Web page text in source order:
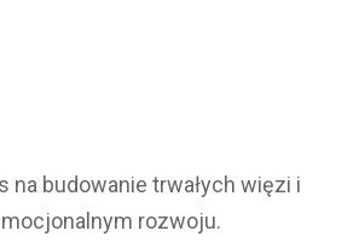
na budowanie trwałych więzi i
rozwoju.